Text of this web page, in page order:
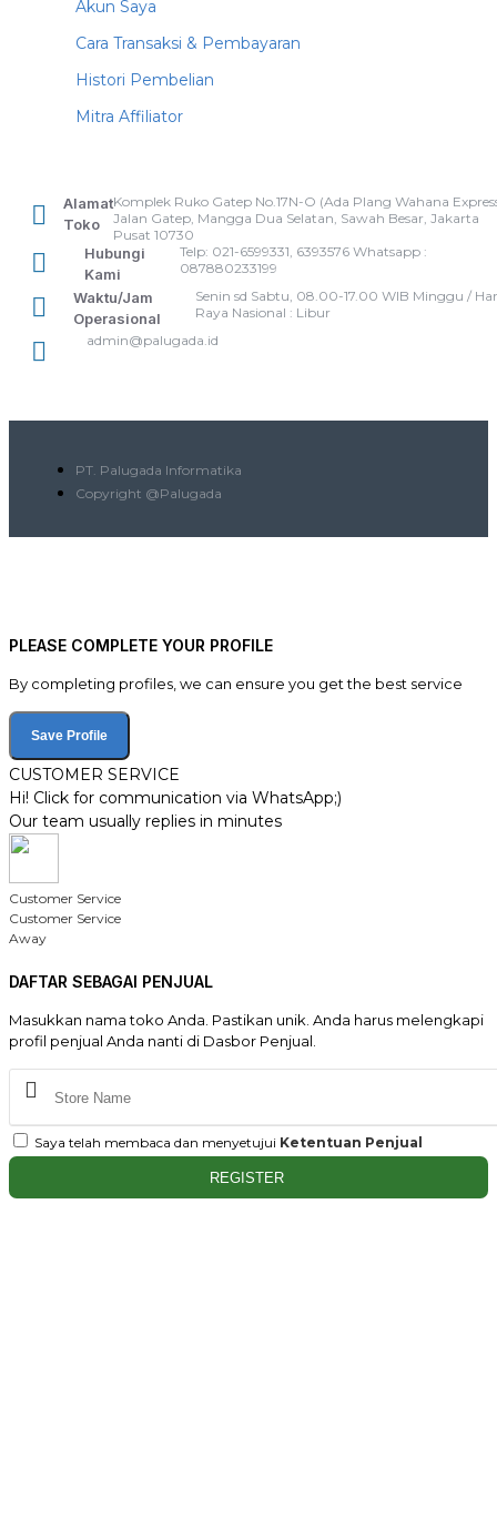
Akun Saya
Cara Transaksi & Pembayaran
Histori Pembelian
Mitra Affiliator
Alamat
Toko
Komplek Ruko Gatep No.17N-O (Ada Plang Wahana
Jalan Gatep, Mangga Dua Selatan, Sawah Besar, Jakarta
Pusat 10730
Hubungi
Kami
Telp: 021-6599331, 6393576 Whatsapp :
087880233199
Waktu/Jam
Operasional
Senin sd Sabtu, 08.00-17.00 WIB Minggu /
Raya Nasional : Libur
admin@palugada.id
PT. Palugada Informatika
Copyright @Palugada
PLEASE COMPLETE YOUR PROFILE
By completing profiles, we can ensure you get the best service
Save Profile
CUSTOMER SERVICE
Hi! Click for communication via WhatsApp;)
Our team usually replies in minutes
Customer Service
Customer Service
Away
DAFTAR SEBAGAI PENJUAL
Masukkan nama toko Anda. Pastikan unik. Anda harus melengkapi
profil penjual Anda nanti di Dasbor Penjual.
Saya telah membaca dan menyetujui Ketentuan Penjual
REGISTER